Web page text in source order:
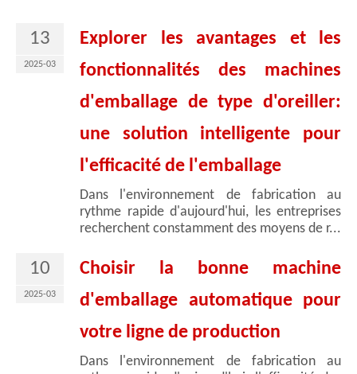
13
2025-03
Explorer les avantages et les
fonctionnalités des machines
d'emballage de type d'oreiller:
une solution intelligente pour
l'efficacité de l'emballage
Dans l'environnement de fabrication au
rythme rapide d'aujourd'hui, les entreprises
recherchent constamment des moyens de r...
10
2025-03
Choisir la bonne machine
d'emballage automatique pour
votre ligne de production
Dans l'environnement de fabrication au